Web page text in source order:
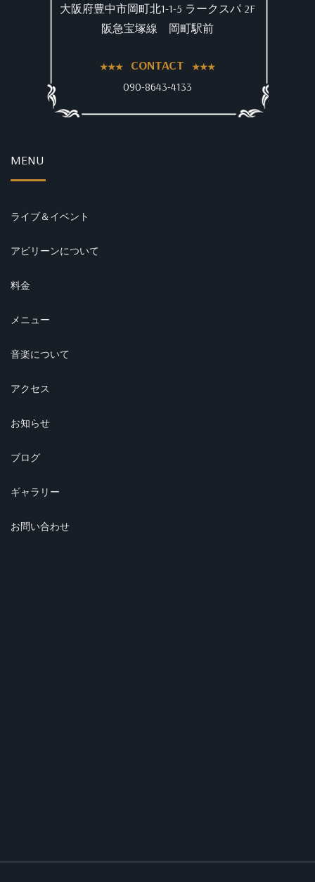
大阪府豊中市岡町北1-1-5 ラークスパ 2F
阪急宝塚線 岡町駅前
CONTACT
090-8643-4133
MENU
ライブ＆イベント
アビリーンについて
料金
メニュー
音楽について
アクセス
お知らせ
ブログ
ギャラリー
お問い合わせ